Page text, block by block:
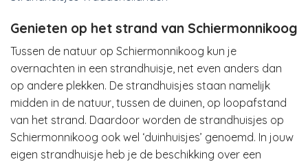
Genieten op het strand van Schiermonnikoog
Tussen de natuur op Schiermonnikoog kun je
overnachten in een strandhuisje, net even anders dan
op andere plekken. De strandhuisjes staan namelijk
midden in de natuur, tussen de duinen, op loopafstand
van het strand. Daardoor worden de strandhuisjes op
Schiermonnikoog ook wel ‘duinhuisjes’ genoemd. In jouw
eigen strandhuisje heb je de beschikking over een